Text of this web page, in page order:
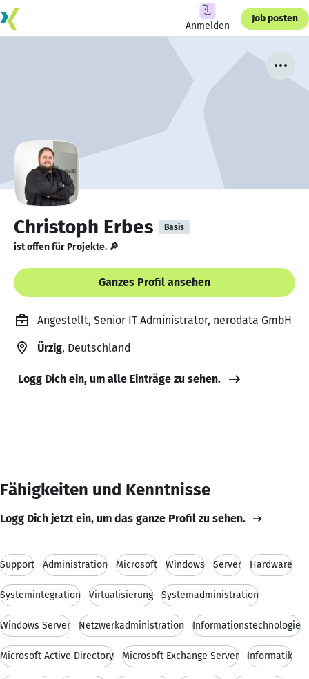
Anmelden
Job posten
Christoph Erbes Basis
ist offen für Projekte. 🔎
Ganzes Profil ansehen
Angestellt, Senior IT Administrator, nerodata GmbH
Ürzig, Deutschland
Logg Dich ein, um alle Einträge zu sehen.
Fähigkeiten und Kenntnisse
Logg Dich jetzt ein, um das ganze Profil zu sehen.
Support Administration Microsoft Windows Server Hardware
Systemintegration Virtualisierung Systemadministration
Windows Server Netzwerkadministration Informationstechnologie
Microsoft Active Directory Microsoft Exchange Server Informatik